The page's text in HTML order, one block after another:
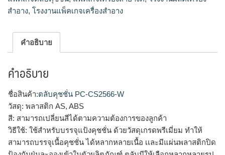
สำอาง, โรงงานแพ็คเกจเครื่องสำอาง
คำอธิบาย
คำอธิบาย
ชื่อสินค้า:ตลับคุชชั่น PC-CS2566-W
วัสดุ: พลาสติก AS, ABS
สี: สามารถเปลี่ยนสีได้ตามความต้องการของลูกค้า
วิธีใช้: ใช้สำหรับบรรจุแป้งคุชชั่น ด้วยวัสดุเกรดพรีเมี่ยม ทำให้
สามารถบรรจุเนื้อคุชชั่น ได้หลากหลายเนื้อ เเละมีแผ่นพลาสติกปิด